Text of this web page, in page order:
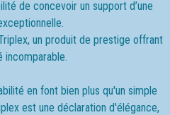
de concevoir un support d’une
un produit de prestige offrant
incomparable.
en font bien plus qu'un simple
est une déclaration d'élégance,